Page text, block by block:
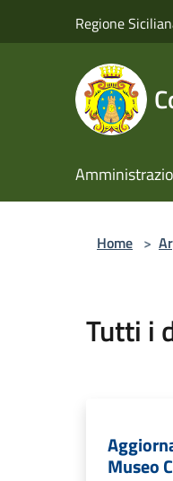
Regione
Home >
Tutti i
Museo